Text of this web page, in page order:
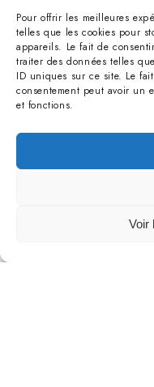
Pour offrir les meilleures
telles que les cookies pour
appareils. Le fait de
traiter des données telles
ID uniques sur ce site. Le
consentement peut avoir un
et fonctions.
Voir
Consolidation et
La première phase
les éléments
endommagées par
L’objectif était de
tout en préparant sa
Modernisation des